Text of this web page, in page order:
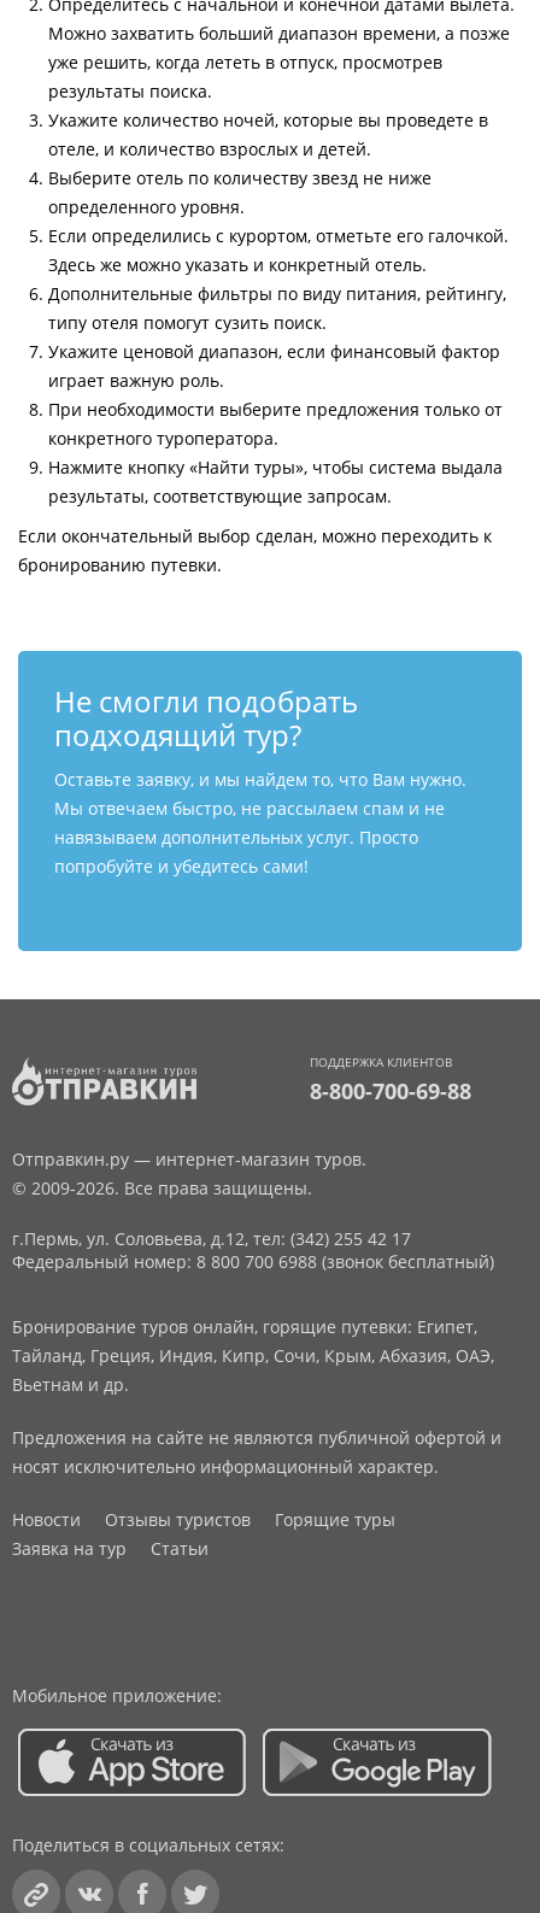
Можно захватить больший диапазон времени, а позже
уже решить, когда лететь в отпуск, просмотрев
результаты поиска.
Укажите количество ночей, которые вы проведете в
отеле, и количество взрослых и детей.
Выберите отель по количеству звезд не ниже
определенного уровня.
Если определились с курортом, отметьте его галочкой.
Здесь же можно указать и конкретный отель.
Дополнительные фильтры по виду питания, рейтингу,
типу отеля помогут сузить поиск.
Укажите ценовой диапазон, если финансовый фактор
играет важную роль.
При необходимости выберите предложения только от
конкретного туроператора.
Нажмите кнопку «Найти туры», чтобы система выдала
результаты, соответствующие запросам.
Если окончательный выбор сделан, можно переходить к
бронированию путевки.
Не смогли подобрать
подходящий тур?
Оставьте заявку, и мы найдем то, что Вам нужно.
Мы отвечаем быстро, не рассылаем спам и не
навязываем дополнительных услуг. Просто
попробуйте и убедитесь сами!
ПОДДЕРЖКА КЛИЕНТОВ
8-800-700-69-88
Отправкин.ру — интернет-магазин туров.
© 2009-2026. Все права защищены.
г.Пермь, ул. Соловьева, д.12, тел: (342) 255 42 17
Федеральный номер: 8 800 700 6988 (звонок бесплатный)
Бронирование туров онлайн, горящие путевки: Египет,
Тайланд, Греция, Индия, Кипр, Сочи, Крым, Абхазия, ОАЭ,
Вьетнам и др.
Предложения на сайте не являются публичной офертой и
носят исключительно информационный характер.
Новости Отзывы туристов
Горящие туры
Заявка на тур
Статьи
Мобильное приложение:
Поделиться в социальных сетях: